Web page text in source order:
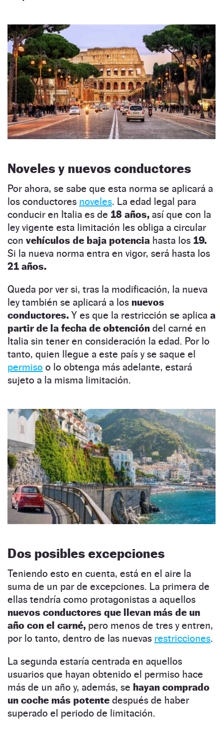
Noveles y nuevos conductores
Por ahora, se sabe que esta norma se aplicará a
los conductores noveles. La edad legal para
conducir en Italia es de 18 años, así que con la
ley vigente esta limitación les obliga a circular
con vehículos de baja potencia hasta los 19.
Si la nueva norma entra en vigor, será hasta los
21 años.
Queda por ver si, tras la modificación, la nueva
ley también se aplicará a los nuevos
conductores. Y es que la restricción se aplica a
partir de la fecha de obtención del carné en
Italia sin tener en consideración la edad. Por lo
tanto, quien llegue a este país y se saque el
permiso o lo obtenga más adelante, estará
sujeto a la misma limitación.
Dos posibles excepciones
Teniendo esto en cuenta, está en el aire la
suma de un par de excepciones. La primera de
ellas tendría como protagonistas a aquellos
nuevos conductores que llevan más de un
año con el carné, pero menos de tres y entren,
por lo tanto, dentro de las nuevas restricciones.
La segunda estaría centrada en aquellos
usuarios que hayan obtenido el permiso hace
más de un año y, además, se hayan comprado
un coche más potente después de haber
superado el periodo de limitación.